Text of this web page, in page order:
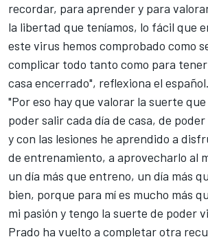
recordar, para aprender y para
la libertad que teníamos, lo fácil que
este virus hemos comprobado como
complicar todo tanto como para
casa encerrado", reflexiona el español.
"Por eso hay que valorar la suerte
poder salir cada día de casa, de
y con las lesiones he aprendido a
de entrenamiento, a aprovecharlo al
un día más que entreno, un día más
bien, porque para mí es mucho más
mi pasión y tengo la suerte de poder
Prado ha vuelto a completar otra